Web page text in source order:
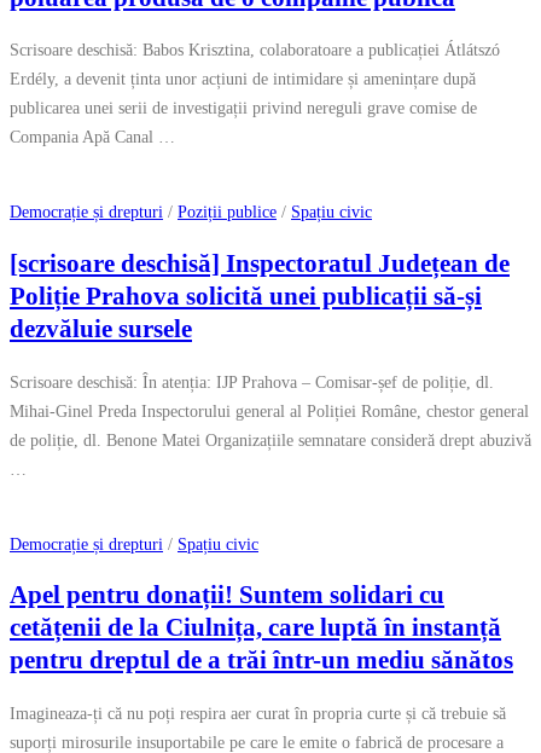
Scrisoare deschisă: Babos Krisztina, colaboratoare a publicației Átlátszó
Erdély, a devenit ținta unor acțiuni de intimidare și amenințare după
publicarea unei serii de investigații privind nereguli grave comise de
Compania Apă Canal …
Democrație și drepturi / Poziții publice / Spațiu civic
[scrisoare deschisă] Inspectoratul Județean de
Poliție Prahova solicită unei publicații să-și
dezvăluie sursele
Scrisoare deschisă: În atenția: IJP Prahova – Comisar-șef de poliție, dl.
Mihai-Ginel Preda Inspectorului general al Poliției Române, chestor general
de poliție, dl. Benone Matei Organizațiile semnatare consideră drept abuzivă
Democrație și drepturi / Spațiu civic
Apel pentru donații! Suntem solidari cu
cetățenii de la Ciulnița, care luptă în instanță
pentru dreptul de a trăi într-un mediu sănătos
Imagineaza-ți că nu poți respira aer curat în propria curte și că trebuie să
suporți mirosurile insuportabile pe care le emite o fabrică de procesare a